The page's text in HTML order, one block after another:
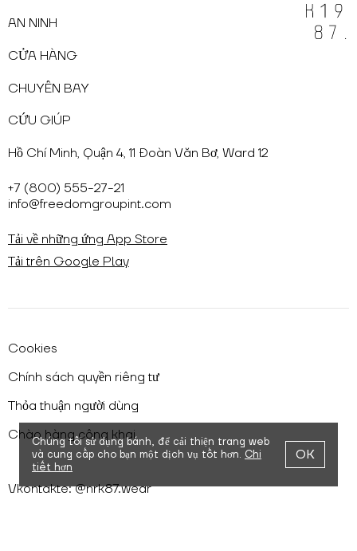
AN NINH
CỬA HÀNG
CHUYẾN BAY
CỨU GIÚP
Hồ Chí Minh, Quận 4, 11 Đoàn Văn Bơ, Ward 12
+7 (800) 555-27-21
info@freedomgroupint.com
Tải về những ứng App Store
Tải trên Google Play
Cookies
Chính sách quyền riêng tư
Thỏa thuận người dùng
Chào hàng công khai
Vkontakte: @nrk87.wear
Chúng tôi sử dụng bánh, để cải thiện trang web
và cung cấp cho bạn một dịch vụ tốt hơn. Chi
tiết hơn
OK